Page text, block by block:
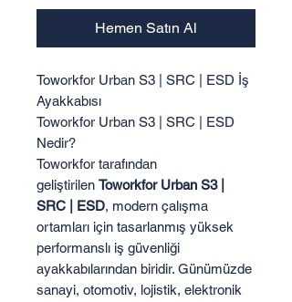
Hemen Satın Al
Toworkfor Urban S3 | SRC | ESD İş
Ayakkabısı
Toworkfor Urban S3 | SRC | ESD
Nedir?
Toworkfor tarafından
geliştirilen Toworkfor Urban S3 |
SRC | ESD, modern çalışma
ortamları için tasarlanmış yüksek
performanslı iş güvenliği
ayakkabılarından biridir. Günümüzde
sanayi, otomotiv, lojistik, elektronik